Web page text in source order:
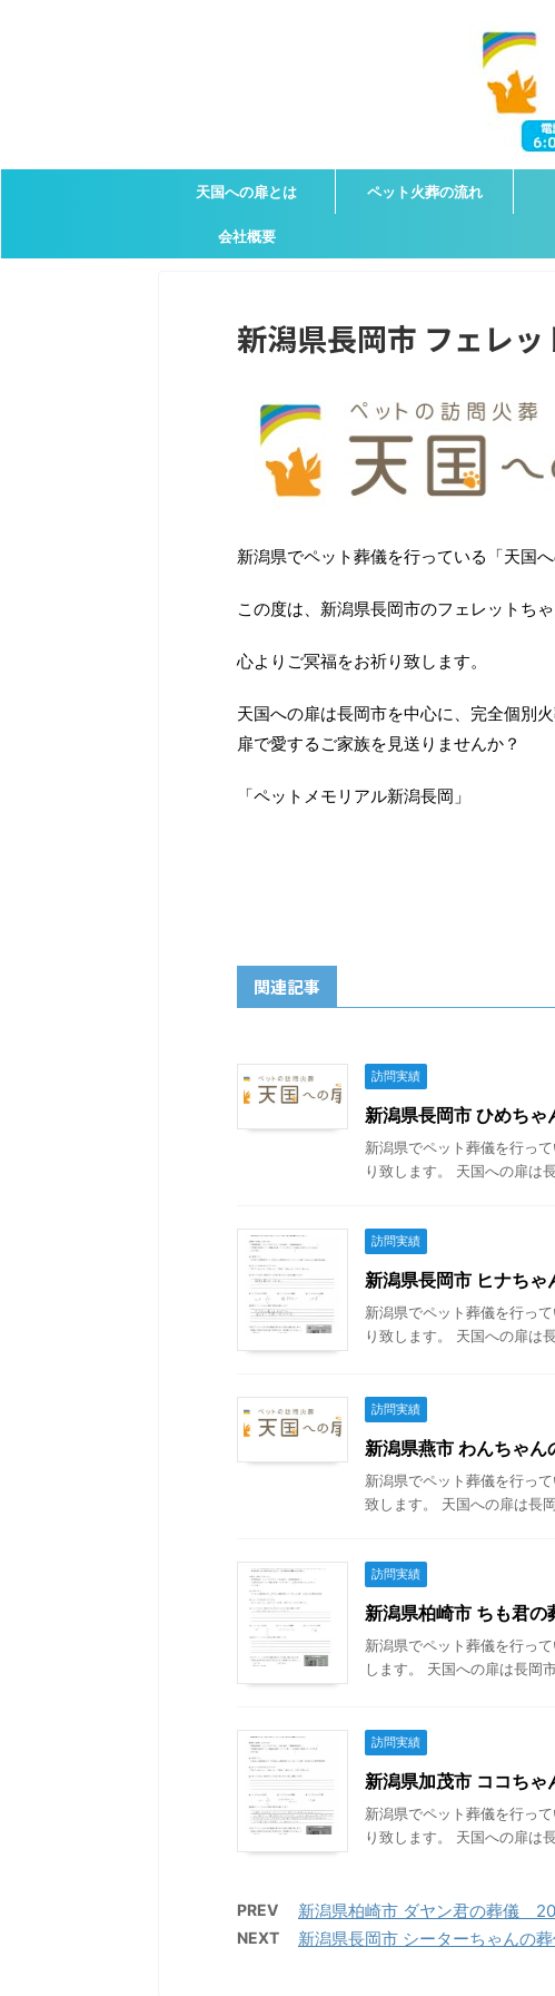
天国への扉とは ペット火葬の流れ
会社概要
新潟県長岡市 フェレ
新潟県でペット葬儀を行っている「天国へ
この度は、新潟県長岡市のフェレットち
心よりご冥福をお祈り致します。
天国への扉は長岡市を中心に、完全個別
扉で愛するご家族を見送りませんか？
「ペットメモリアル新潟長岡」
関連記事
訪問実績
新潟県長岡市 ひめち
新潟県でペット葬儀を行っ
り致します。 天国への扉は
訪問実績
新潟県長岡市 ヒナち
新潟県でペット葬儀を行っ
り致します。 天国への扉は
訪問実績
新潟県燕市 わんちゃ
新潟県でペット葬儀を行っ
致します。 天国への扉は長
訪問実績
新潟県柏崎市 ちも君
新潟県でペット葬儀を行っ
します。 天国への扉は長岡
訪問実績
新潟県加茂市 ココち
新潟県でペット葬儀を行っ
り致します。 天国への扉は
PREV 新潟県柏崎市 ダヤン君の葬儀
NEXT 新潟県長岡市 シーターちゃんの